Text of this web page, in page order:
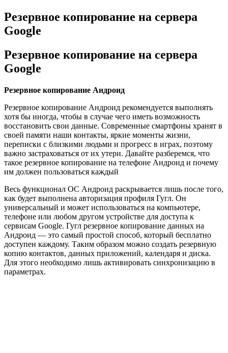
Резервное копирование на сервера
Google
Резервное копирование на сервера
Google
Резервное копирование Андроид
Резервное копирование Андроид рекомендуется выполнять
хотя бы иногда, чтобы в случае чего иметь возможность
восстановить свои данные. Современные смартфоны хранят в
своей памяти наши контакты, яркие моменты жизни,
переписки с близкими людьми и прогресс в играх, поэтому
важно застраховаться от их утери. Давайте разберемся, что
такое резервное копирование на телефоне Андроид и почему
им должен пользоваться каждый
Весь функционал ОС Андроид раскрывается лишь после того,
как будет выполнена авторизация профиля Гугл. Он
универсальный и может использоваться на компьютере,
телефоне или любом другом устройстве для доступа к
сервисам Google. Гугл резервное копирование данных на
Андроид — это самый простой способ, который бесплатно
доступен каждому. Таким образом можно создать резервную
копию контактов, данных приложений, календаря и диска.
Для этого необходимо лишь активировать синхронизацию в
параметрах.